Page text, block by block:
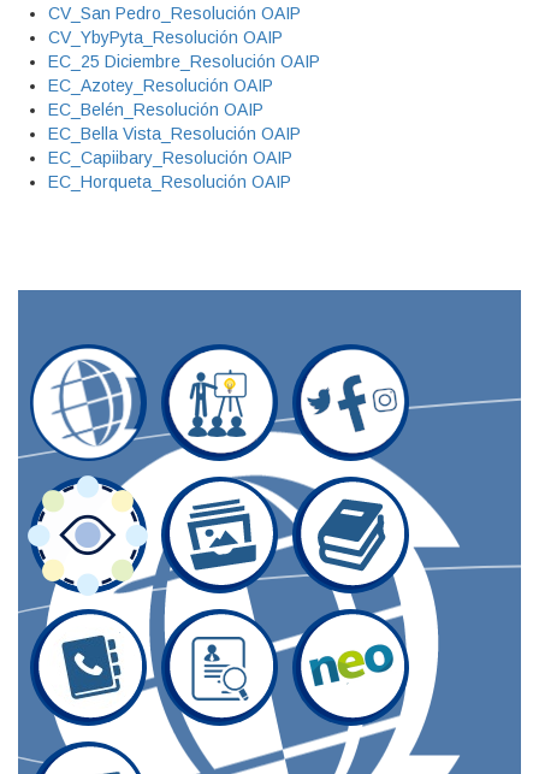
CV_San Pedro_Resolución OAIP
CV_YbyPyta_Resolución OAIP
EC_25 Diciembre_Resolución OAIP
EC_Azotey_Resolución OAIP
EC_Belén_Resolución OAIP
EC_Bella Vista_Resolución OAIP
EC_Capiibary_Resolución OAIP
EC_Horqueta_Resolución OAIP